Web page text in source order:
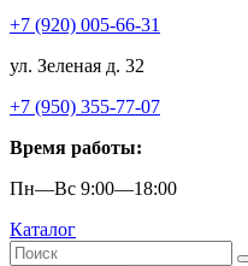
+7 (920) 005-66-31
ул. Зеленая д. 32
+7 (950) 355-77-07
Время работы:
Пн—Вс 9:00—18:00
Каталог